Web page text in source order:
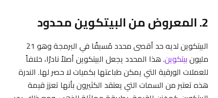
2. المعروض من البيتكوين محدود
البيتكوين لديه حد أقصى محدد مُسبقًا في البرمجة وهو 21
مليونبيتكوين. هذا المحدد يجعل البيتكوين أصلاً نادرًا، خلافاً
للعملات الورقية التي يمكن طباعتها بكميات لا حصر لها. الندرة
هذه تعتبر من السمات التي يعتقد الكثيرون بأنها تعزز قيمة